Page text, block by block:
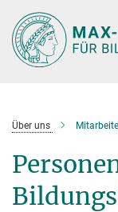
Hauptinhalt
Über uns